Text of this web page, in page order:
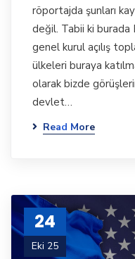
röportajda şunları
değil. Tabii ki burada
genel kurul açılış
ülkeleri buraya
olarak bizde
devlet…
Read More
24
Eki 25